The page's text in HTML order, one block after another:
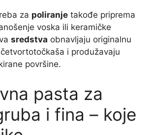
za poliranje takođe priprema
voska ili keramičke
sredstva obnavljaju originalnu
i produžavaju
površine.
pasta za
i fina – koje